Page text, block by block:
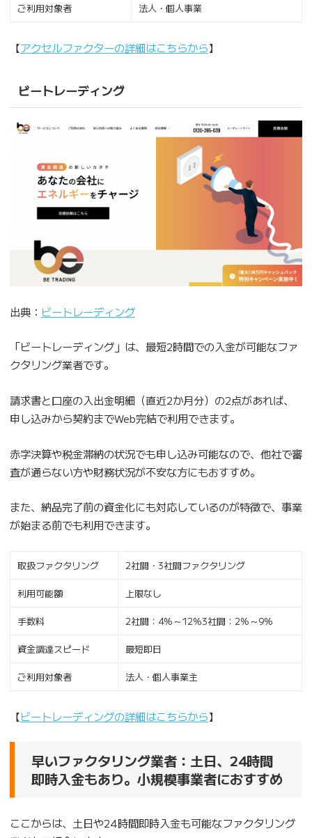
ご利用対象者 法人・個人事業
【アクセルファクターの詳細はこちらから】
ビートレーディング
出典： ビートレーディング
「ビートレーディング」は、最短2時間での入金が可能なファ
クタリング業者です。
請求書と口座の入出金明細（直近2か月分）の2点があれば、
申し込みから契約までWeb完結で利用できます。
赤字決算や税金滞納の状況でも申し込み可能なので、他社で審
査が通らない方や財務状況が不安な方にもおすすめ。
また、納品完了前の資金化にも対応しているのが特徴で、事業
が始まる前でも利用できます。
取扱ファクタリング 2社間・3社間ファクタリング
利用可能額 上限なし
手数料 2社間：4%～12%3社間：2%～9%
資金調達スピード 最短即日
ご利用対象者 法人・個人事業主
【ビートレーディングの詳細はこちらから】
早いファクタリング業者：土日、24時間
即時入金もあり。小規模事業者におすすめ
ここからは、土日や24時間即時入金も可能なファクタリング